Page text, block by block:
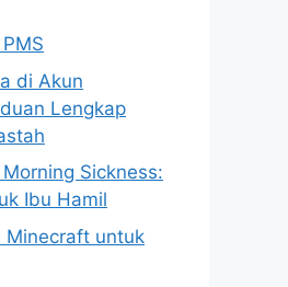
di Akun
Lengkap
Sickness:
Ibu Hamil
Minecraft untuk